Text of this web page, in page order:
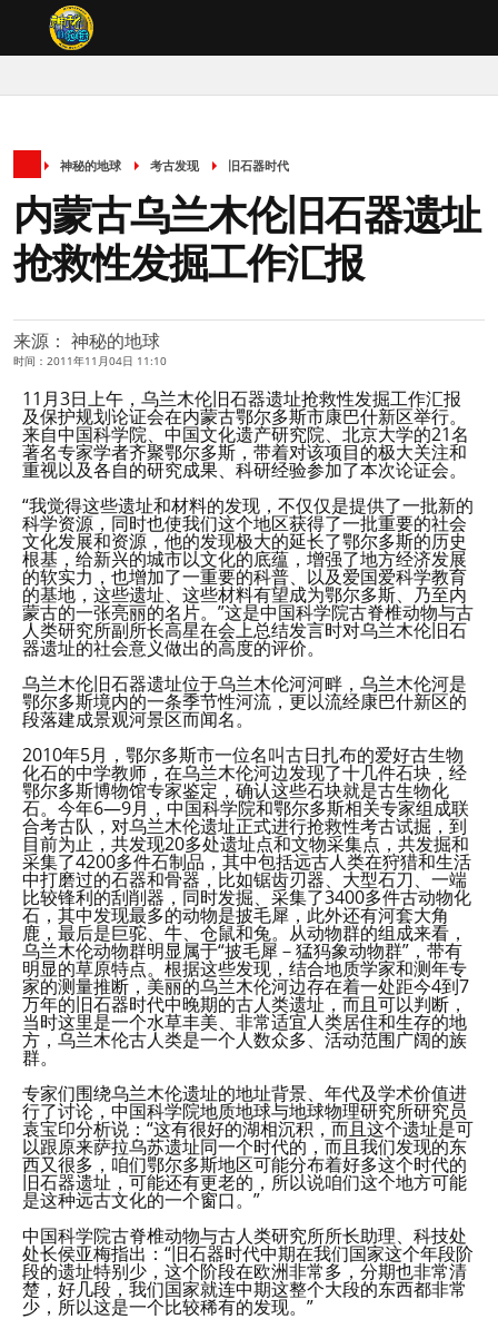
神秘的地球 考古发现 旧石器时代
内蒙古乌兰木伦旧石器遗址
抢救性发掘工作汇报
来源： 神秘的地球
时间：2011年11月04日 11:10
11月3日上午，乌兰木伦旧石器遗址抢救性发掘工作汇报
及保护规划论证会在内蒙古鄂尔多斯市康巴什新区举行。
来自中国科学院、中国文化遗产研究院、北京大学的21名
著名专家学者齐聚鄂尔多斯，带着对该项目的极大关注和
重视以及各自的研究成果、科研经验参加了本次论证会。
“我觉得这些遗址和材料的发现，不仅仅是提供了一批新的
科学资源，同时也使我们这个地区获得了一批重要的社会
文化发展和资源，他的发现极大的延长了鄂尔多斯的历史
根基，给新兴的城市以文化的底蕴，增强了地方经济发展
的软实力，也增加了一重要的科普、以及爱国爱科学教育
的基地，这些遗址、这些材料有望成为鄂尔多斯、乃至内
蒙古的一张亮丽的名片。”这是中国科学院古脊椎动物与古
人类研究所副所长高星在会上总结发言时对乌兰木伦旧石
器遗址的社会意义做出的高度的评价。
乌兰木伦旧石器遗址位于乌兰木伦河河畔，乌兰木伦河是
鄂尔多斯境内的一条季节性河流，更以流经康巴什新区的
段落建成景观河景区而闻名。
2010年5月，鄂尔多斯市一位名叫古日扎布的爱好古生物
化石的中学教师，在乌兰木伦河边发现了十几件石块，经
鄂尔多斯博物馆专家鉴定，确认这些石块就是古生物化
石。今年6—9月，中国科学院和鄂尔多斯相关专家组成联
合考古队，对乌兰木伦遗址正式进行抢救性考古试掘，到
目前为止，共发现20多处遗址点和文物采集点，共发掘和
采集了4200多件石制品，其中包括远古人类在狩猎和生活
中打磨过的石器和骨器，比如锯齿刃器、大型石刀、一端
比较锋利的刮削器，同时发掘、采集了3400多件古动物化
石，其中发现最多的动物是披毛犀，此外还有河套大角
鹿，最后是巨驼、牛、仓鼠和兔。从动物群的组成来看，
乌兰木伦动物群明显属于“披毛犀－猛犸象动物群”，带有
明显的草原特点。根据这些发现，结合地质学家和测年专
家的测量推断，美丽的乌兰木伦河边存在着一处距今4到7
万年的旧石器时代中晚期的古人类遗址，而且可以判断，
当时这里是一个水草丰美、非常适宜人类居住和生存的地
方，乌兰木伦古人类是一个人数众多、活动范围广阔的族
群。
专家们围绕乌兰木伦遗址的地址背景、年代及学术价值进
行了讨论，中国科学院地质地球与地球物理研究所研究员
袁宝印分析说：“这有很好的湖相沉积，而且这个遗址是可
以跟原来萨拉乌苏遗址同一个时代的，而且我们发现的东
西又很多，咱们鄂尔多斯地区可能分布着好多这个时代的
旧石器遗址，可能还有更老的，所以说咱们这个地方可能
是这种远古文化的一个窗口。”
中国科学院古脊椎动物与古人类研究所所长助理、科技处
处长侯亚梅指出：“旧石器时代中期在我们国家这个年段阶
段的遗址特别少，这个阶段在欧洲非常多，分期也非常清
楚，好几段，我们国家就连中期这整个大段的东西都非常
少，所以这是一个比较稀有的发现。”